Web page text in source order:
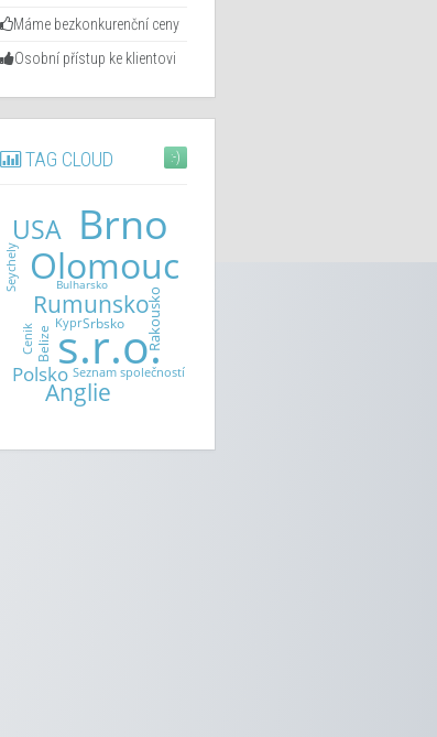
Máme bezkonkurenční ceny
Osobní přístup ke klientovi
:-)
TAG CLOUD